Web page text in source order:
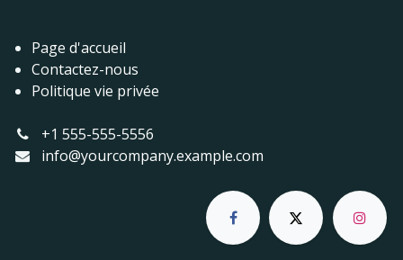
Page d'accueil
Contactez-nous
Politique vie privée
+1 555-555-5556
info@yourcompany.example.com